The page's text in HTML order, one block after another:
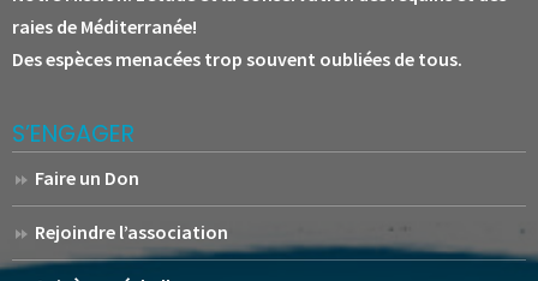
raies de Méditerranée!
Des espèces menacées trop souvent oubliées de tous.
S’ENGAGER
Faire un Don
Rejoindre l’association